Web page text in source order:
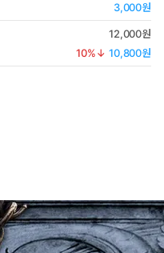
3,000원
12,000원
10%↓ 10,800원